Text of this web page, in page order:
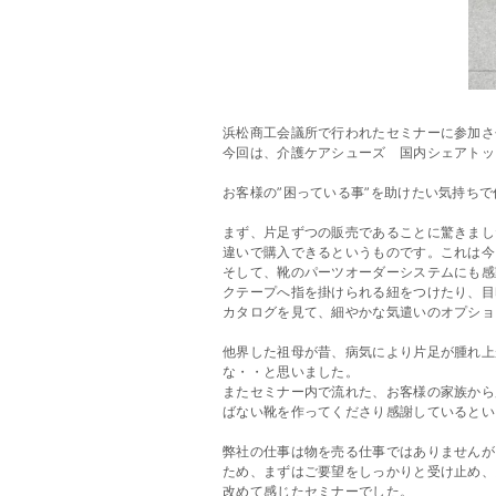
浜松商工会議所で行われたセミナーに参加
今回は、介護ケアシューズ 国内シェアト
お客様の”困っている事”を助けたい気持ち
まず、片足ずつの販売であることに驚きま
違いで購入できるというものです。これは
そして、靴のパーツオーダーシステムにも
クテープへ指を掛けられる紐をつけたり、
カタログを見て、細やかな気遣いのオプシ
他界した祖母が昔、病気により片足が腫れ
な・・と思いました。
またセミナー内で流れた、お客様の家族か
ばない靴を作ってくださり感謝していると
弊社の仕事は物を売る仕事ではありません
ため、まずはご要望をしっかりと受け止め
改めて感じたセミナーでした。